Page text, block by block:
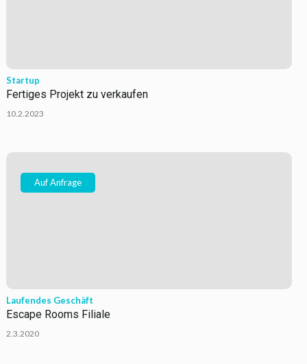
Startup
Fertiges Projekt zu verkaufen
10.2.2023
Auf Anfrage
Laufendes Geschäft
Escape Rooms Filiale
2.3.2020